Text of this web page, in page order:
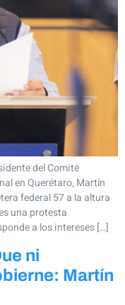
del Comité
en Querétaro, Martín
federal 57 a la altura
una protesta
a los intereses […]
ni
Martín